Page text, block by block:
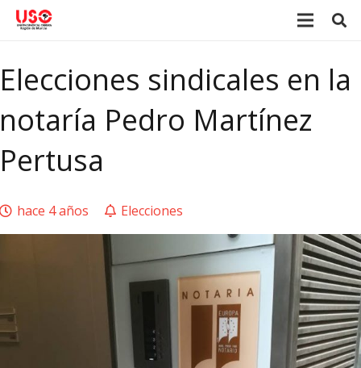
Elecciones sindicales en la
notaría Pedro Martínez
Pertusa
hace 4 años Elecciones